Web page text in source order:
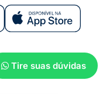
Tire suas dúvidas